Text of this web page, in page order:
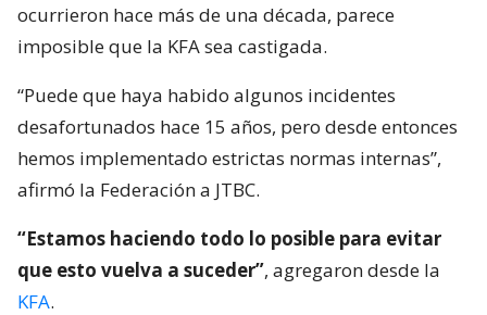
ocurrieron hace más de una década, parece
imposible que la KFA sea castigada.
“Puede que haya habido algunos incidentes
desafortunados hace 15 años, pero desde entonces
hemos implementado estrictas normas internas”,
afirmó la Federación a JTBC.
“Estamos haciendo todo lo posible para evitar
que esto vuelva a suceder”, agregaron desde la
KFA.